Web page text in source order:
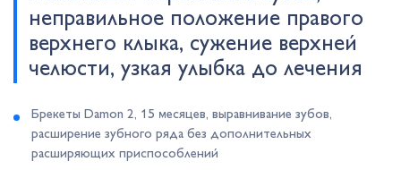
неправильное положение правого
верхнего клыка, сужение верхней
челюсти, узкая улыбка до лечения
Брекеты Damon 2, 15 месяцев, выравнивание зубов,
расширение зубного ряда без дополнительных
расширяющих приспособлений